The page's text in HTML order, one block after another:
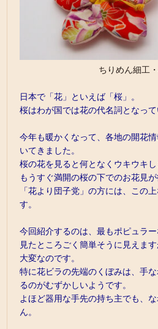
ちりめん細工
日本で「花」といえば「桜」。
桜はわが国では花の代名詞となって
今年も暖かくなって、各地の開花
いてきました。
桜の花を見ると何となくウキウキし
もうすぐ満開の桜の下でのお花見が
「花より団子党」の方には、この
す。
今回紹介するのは、最もポピュラー
見たところごく簡単そうに見えま
大変なのです。
特に花ビラの先端のくぼみは、手
るのがむずかしいようです。
よほど器用な手先の持ち主でも、
ん。